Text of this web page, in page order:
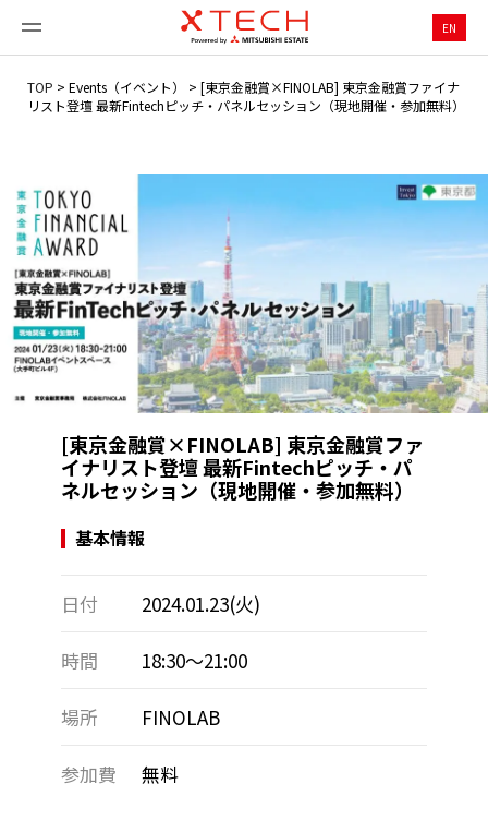
EN
TOP > Events（イベント） > [東京金融賞×FINOLAB] 東京金融賞ファイナ
リスト登壇 最新Fintechピッチ・パネルセッション（現地開催・参加無料）
[東京金融賞×FINOLAB] 東京金融賞ファ
イナリスト登壇 最新Fintechピッチ・パ
ネルセッション（現地開催・参加無料）
基本情報
日付 2024.01.23(火)
時間 18:30～21:00
場所 FINOLAB
参加費 無料